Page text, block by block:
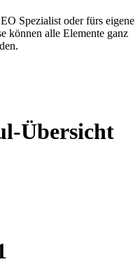
Spezialist oder fürs eigene
können alle Elemente ganz
Übersicht